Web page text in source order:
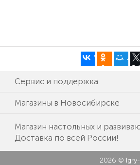
Сервис и поддержка
Магазины в Новосибирске
Магазин настольных и
Доставка по всей России!
2026 ©